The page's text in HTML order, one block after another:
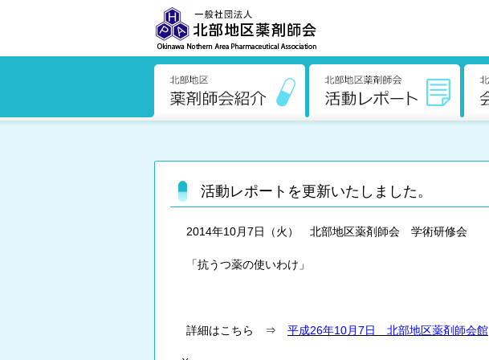
活動レポートを更新いたしました。
2014年10月7日（火） 北部地区薬剤師会 学術研修会
「抗うつ薬の使いわけ」
詳細はこちら ⇒ 平成26年10月7日 北部地区薬剤師会館